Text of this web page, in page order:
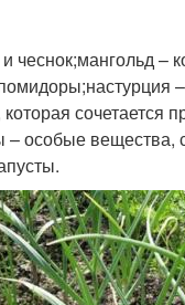
чеснок;мангольд
особые вещества,